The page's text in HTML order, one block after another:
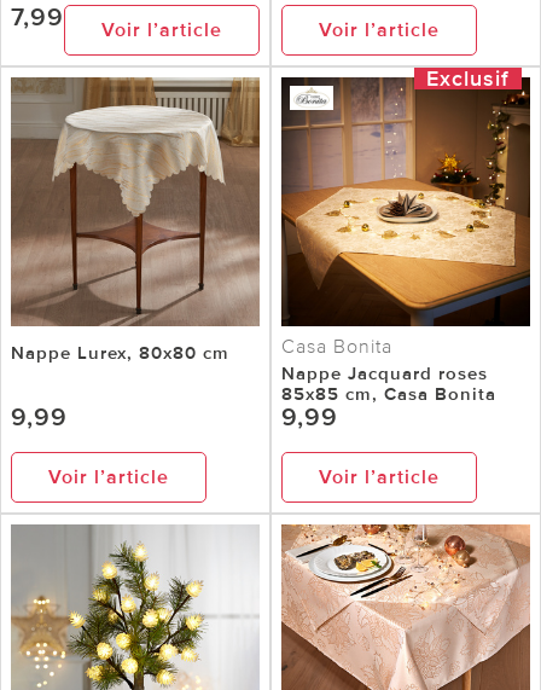
7,99 Voir l’article Voir l’article
Nappe Lurex, 80x80 cm
9,99
Voir l’article
Exclusif
Casa Bonita
Nappe Jacquard roses
85x85 cm, Casa Bonita
9,99
Voir l’article